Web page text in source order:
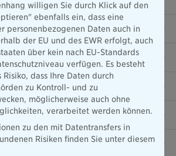
willigen Sie durch Klick auf den
ebenfalls ein, dass eine
personenbezogenen Daten auch in
der EU und des EWR erfolgt, auch
über kein nach EU-Standards
verfügen. Es besteht
Risiko, dass Ihre Daten durch
zu Kontroll- und zu
möglicherweise auch ohne
verarbeitet werden können.
zu den mit Datentransfers in
Risiken finden Sie unter diesem